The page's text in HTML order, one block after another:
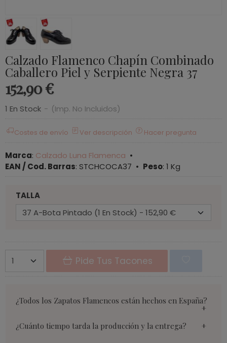
Calzado Flamenco Chapín Combinado
Caballero Piel y Serpiente Negra 37
152,90 €
1 En Stock - (Imp. No Incluidos)
Costes de envío Ver descripción Hacer pregunta
Marca: Calzado Luna Flamenca •
EAN / Cod. Barras: STCHCOCA37 • Peso: 1 Kg
TALLA
Pide Tus Tacones
¿Todos los Zapatos Flamencos están hechos en España?
¿Cuánto tiempo tarda la producción y la entrega?